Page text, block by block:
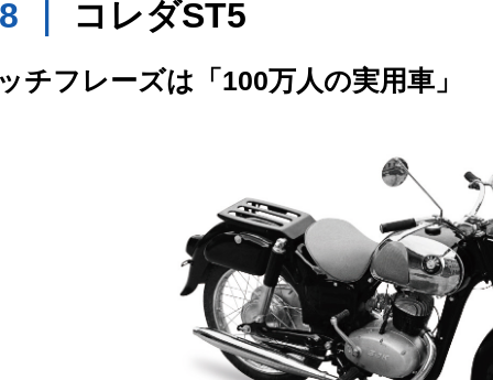
｜ コレダST5
チフレーズは「100万人の実用車」